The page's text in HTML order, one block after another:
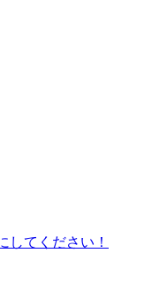
してください！